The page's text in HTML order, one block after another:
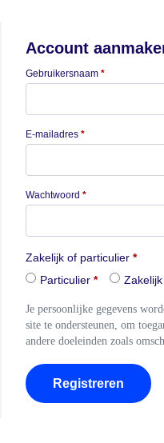
Account
Gebruikersnaam *
E-mailadres *
Wachtwoord *
Zakelijk of particulier *
Particulier * Zakelijk
Je persoonlijke gegevens
site te ondersteunen, om
andere doeleinden zoals
Registreren